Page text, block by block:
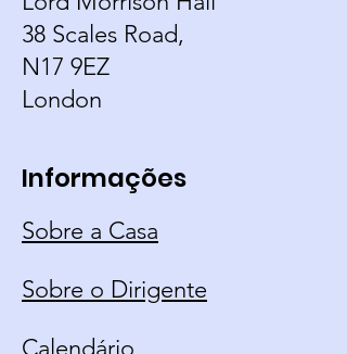
38 Scales Road,
N17 9EZ
London
Informações
Sobre a Casa
Sobre o Dirigente
Calendário